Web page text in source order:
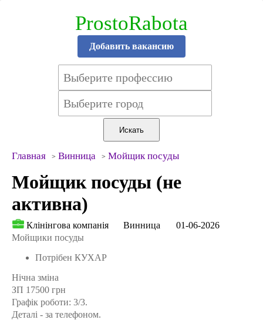
ProstoRabota
Добавить вакансию
Главная Винница Мойщик посуды
Мойщик посуды (не
активна)
Клінінгова компанія Винница
01-06-2026
Мойщики посуды
Потрібен КУХАР
Нічна зміна
ЗП 17500 грн
Графік роботи: 3/3.
Деталі - за телефоном.